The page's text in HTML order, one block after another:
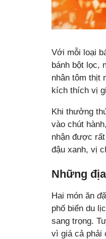
Với mỗi loại
bánh bột lọc,
nhân tôm thịt
kích thích vị
Khi thưởng
vào chút
nhận được
đậu xanh, vị
Những
Hai món ăn
phố biển du
sang trọng.
vì giá cả phải